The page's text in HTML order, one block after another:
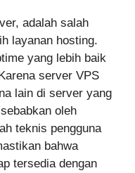
adalah salah
layanan hosting.
yang lebih baik
server VPS
lain di server yang
oleh
teknis pengguna
bahwa
tersedia dengan